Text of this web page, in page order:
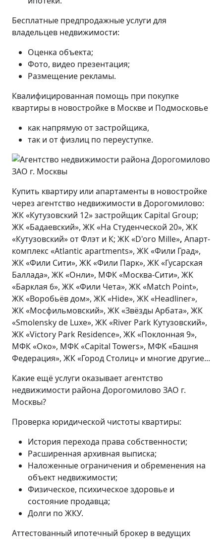
Бесплатные предпродажные услуги для
владельцев недвижимости:
Оценка объекта;
Фото, видео презентация;
Размещение рекламы.
Квалифицированная помощь при покупке
квартиры в новостройке в Москве и Подмосковье
как напрямую от застройщика,
так и от физлиц по переуступке.
Купить квартиру или апартаменты в новостройке
через агентство недвижимости в Дорогомилово:
ЖК «Кутузовский 12» застройщик Capital Group;
ЖК «Бадаевский», ЖК «На Студенческой 20», ЖК
«Кутузовский» от Флэт и К; ЖК «D'oro Mille», Апарт-
комплекс «Atlantic apartments», ЖК «Фили Град»,
ЖК «Фили Сити», ЖК «Фили Парк», ЖК «Гусарская
Баллада», ЖК «Онли», МФК «Москва-Сити», ЖК
«Барклая 6», ЖК «Фили Чета», ЖК «Match Point»,
ЖК «Воробьёв дом», ЖК «Hide», ЖК «Headliner»,
ЖК «Мосфильмовский», ЖК «Звёзды Арбата», ЖК
«Smolensky de Luxe», ЖК «River Park Кутузовский»,
ЖК «Victory Park Residence», ЖК «Поклонная 9»,
МФК «Око», МФК «Capital Towers», МФК «Башня
Федерация», ЖК «Город Столиц» и многие другие...
Какие ещё услуги оказывает агентство
недвижимости района Дорогомилово ЗАО г.
Москвы?
Проверка юридической чистоты квартиры:
История перехода права собственности;
Расширенная архивная выписка;
Наложенные ограничения и обременения на
объект недвижимости;
Физическое, психическое здоровье и
состояние продавца;
Долги по ЖКУ.
Аттестованный ипотечный брокер в ведущих